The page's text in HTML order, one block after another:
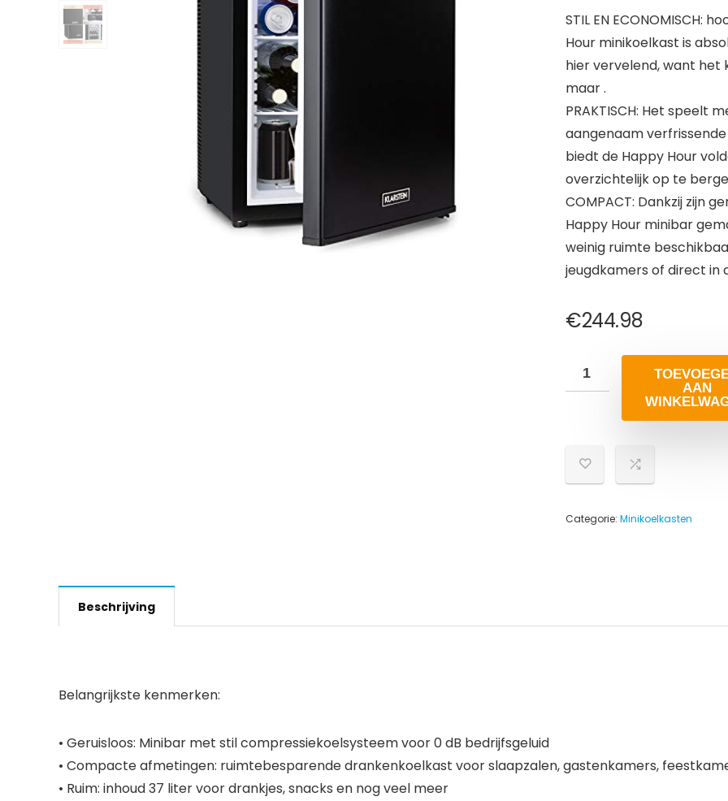
STIL EN ECONOMISCH:
Hour minikoelkast is
hier vervelend, want
maar .
PRAKTISCH: Het speelt
aangenaam
biedt de Happy Hour
overzichtelijk op te
COMPACT: Dankzij zijn
Happy Hour minibar
weinig ruimte
jeugdkamers of direct in
€244.98
AAN
Categorie: Minikoelkasten
Beschrijving
Belangrijkste kenmerken:
• Geruisloos: Minibar met stil compressiekoelsysteem voor 0 dB bedrijfsgeluid
• Compacte afmetingen: ruimtebesparende drankenkoelkast voor slaapzalen, gastenkamers,
• Ruim: inhoud 37 liter voor drankjes, snacks en nog veel meer